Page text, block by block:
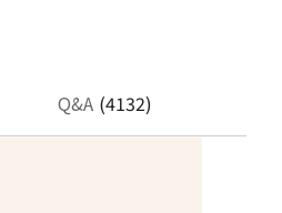
Q&A (4132)